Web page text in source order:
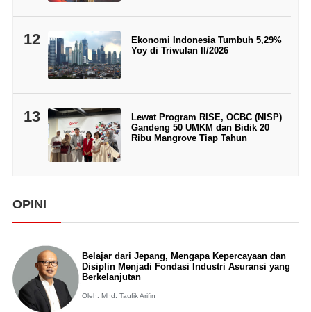
12
Ekonomi Indonesia Tumbuh 5,29%
Yoy di Triwulan II/2026
13
Lewat Program RISE, OCBC (NISP)
Gandeng 50 UMKM dan Bidik 20
Ribu Mangrove Tiap Tahun
OPINI
Belajar dari Jepang, Mengapa Kepercayaan dan
Disiplin Menjadi Fondasi Industri Asuransi yang
Berkelanjutan
Oleh: Mhd. Taufik Arifin